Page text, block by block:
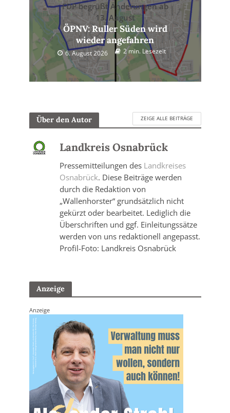
FDP begrüßt Änderungen ab
13. August
ÖPNV: Ruller Süden wird
wieder angefahren
6. August 2026 2 min. Lesezeit
Über den Autor ZEIGE ALLE BEITRÄGE
Landkreis Osnabrück
Pressemitteilungen des Landkreises
Osnabrück. Diese Beiträge werden
durch die Redaktion von
„Wallenhorster“ grundsätzlich nicht
gekürzt oder bearbeitet. Lediglich die
Überschriften und ggf. Einleitungssätze
werden von uns redaktionell angepasst.
Profil-Foto: Landkreis Osnabrück
Anzeige
Anzeige